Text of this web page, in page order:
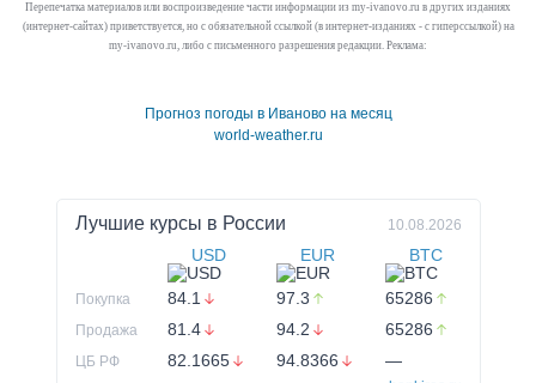
Перепечатка материалов или воспроизведение части информации из my-ivanovo.ru в других изданиях
(интернет-сайтах) приветствуется, но с обязательной ссылкой (в интернет-изданиях - с гиперссылкой) на
my-ivanovo.ru, либо с письменного разрешения редакции. Реклама:
Прогноз погоды в Иваново на месяц
world-weather.ru
Лучшие курсы в России 10.08.2026
USD EUR BTC
Покупка 84.1 97.3 65286
Продажа 81.4 94.2 65286
ЦБ РФ 82.1665 94.8366 —